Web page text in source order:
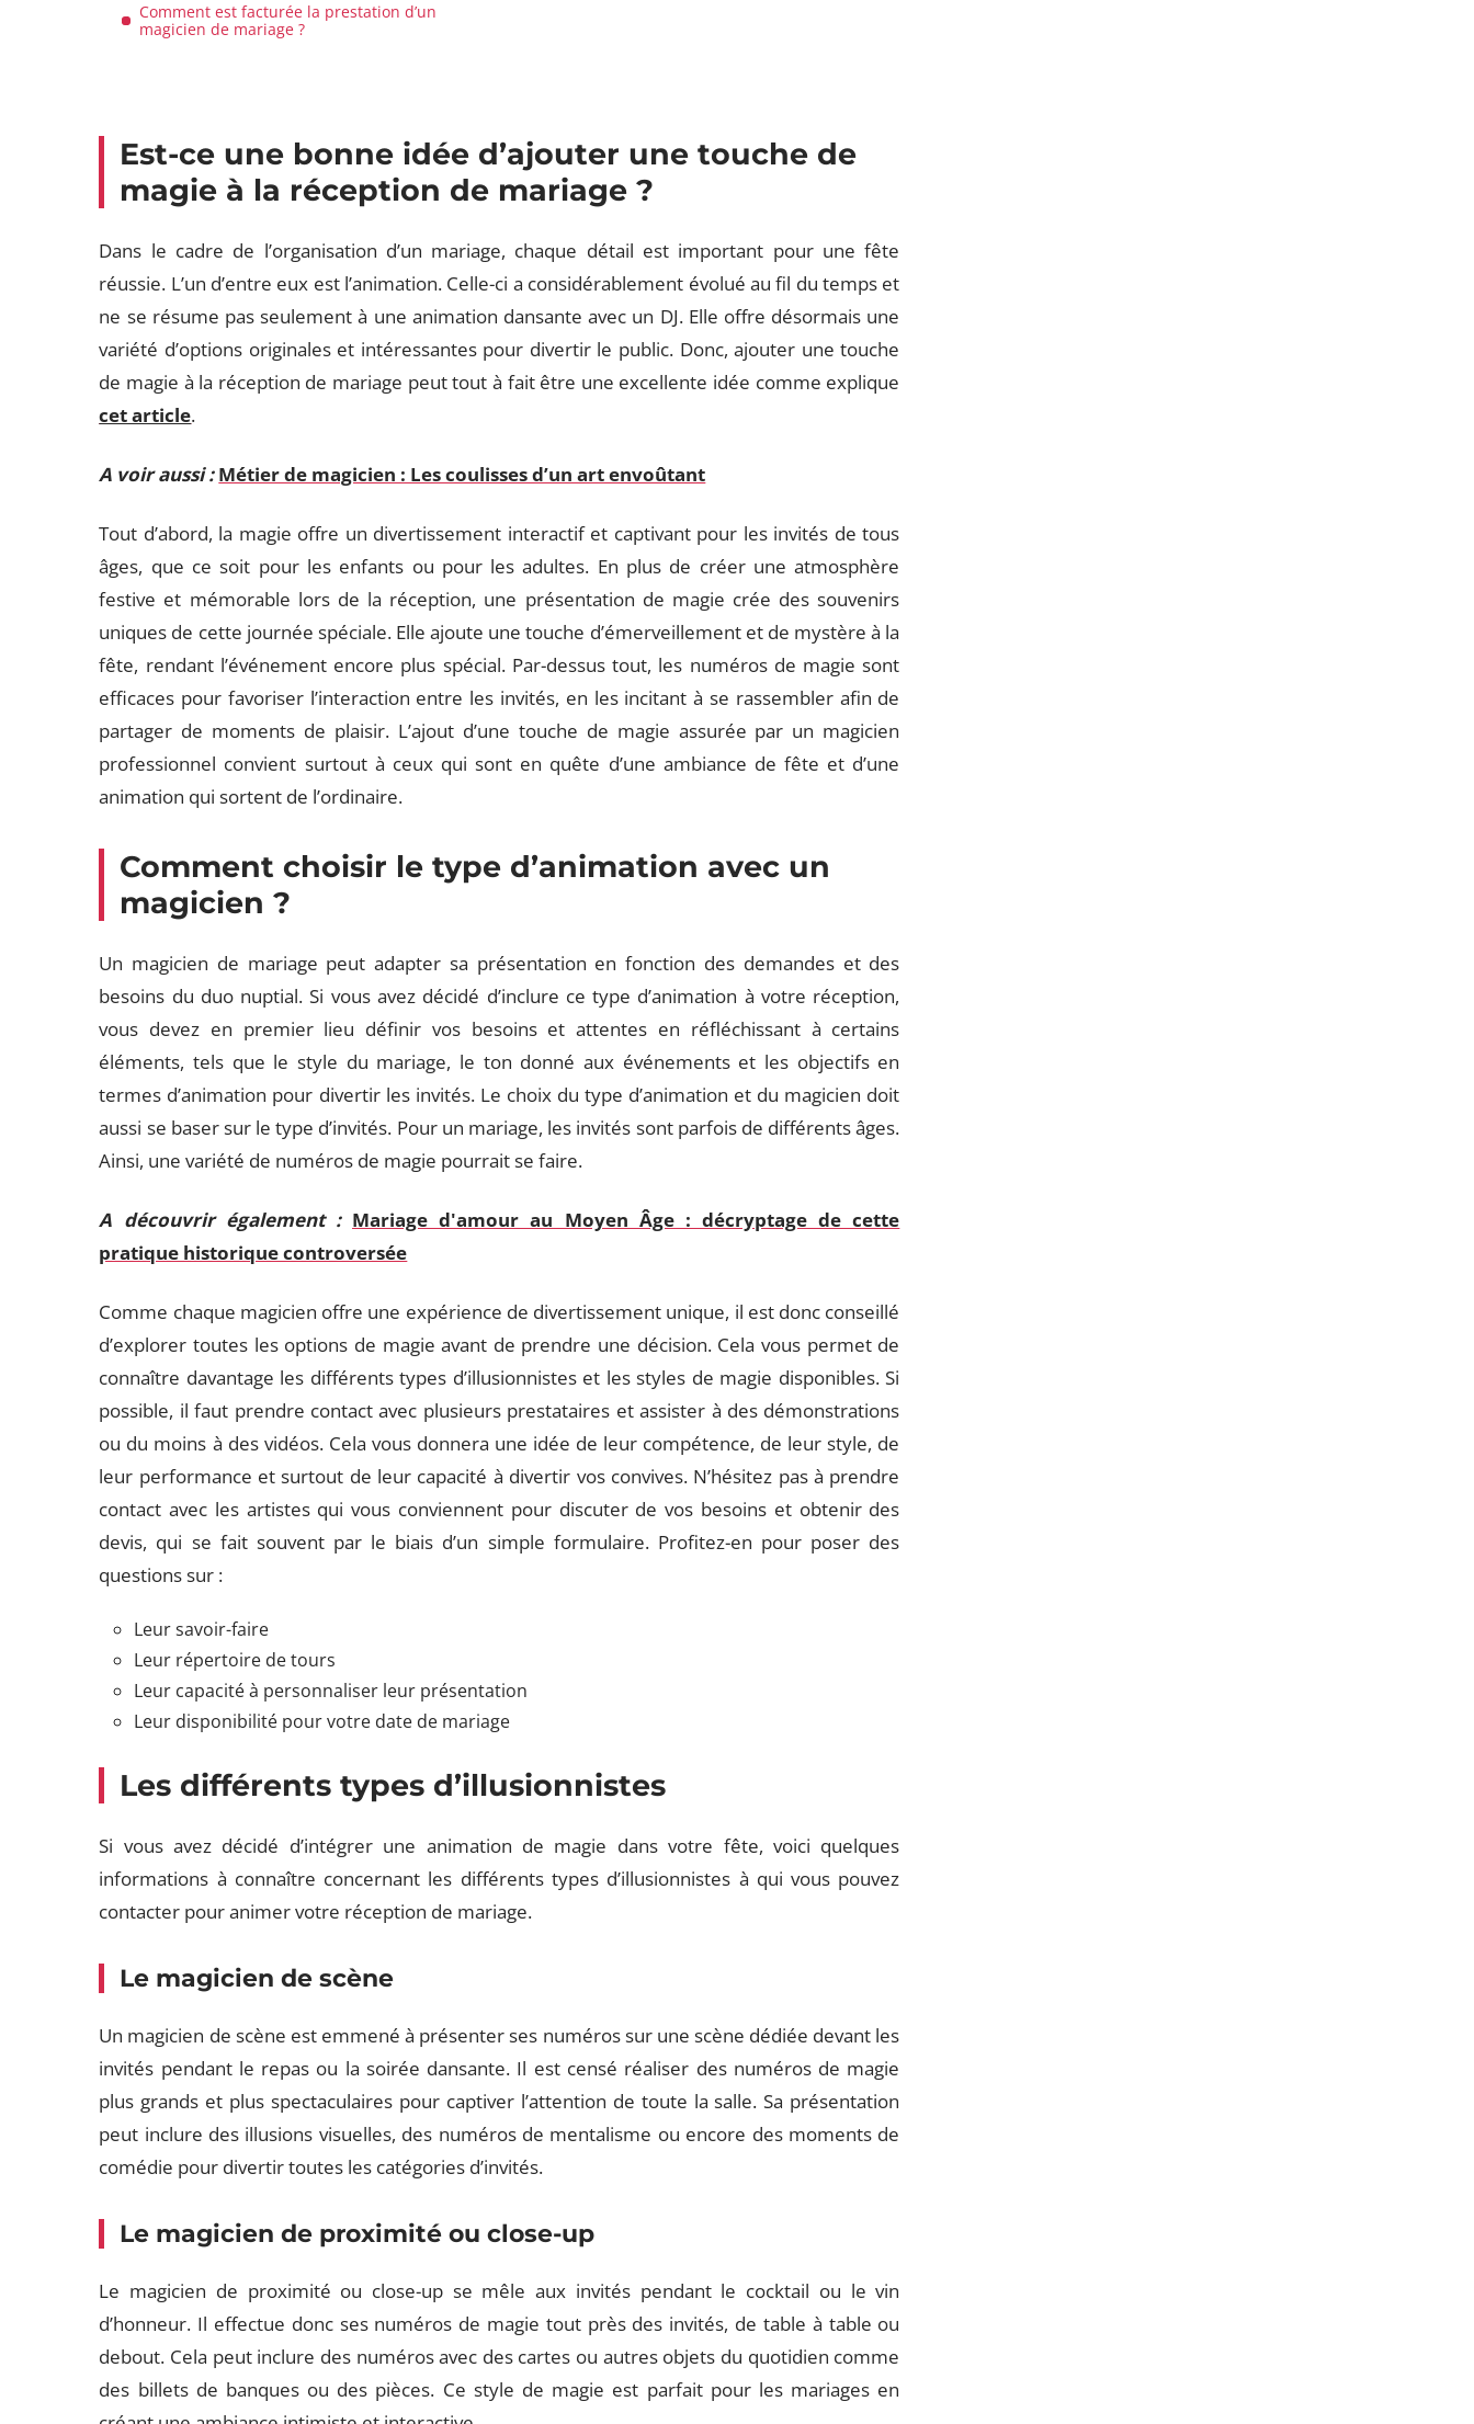
Comment est facturée la prestation d’un
magicien de mariage ?
Est-ce une bonne idée d’ajouter une touche de
magie à la réception de mariage ?
Dans le cadre de l’organisation d’un mariage, chaque détail est important pour une fête
réussie. L’un d’entre eux est l’animation. Celle-ci a considérablement évolué au fil du temps et
ne se résume pas seulement à une animation dansante avec un DJ. Elle offre désormais une
variété d’options originales et intéressantes pour divertir le public. Donc, ajouter une touche
de magie à la réception de mariage peut tout à fait être une excellente idée comme explique
cet article.
A voir aussi : Métier de magicien : Les coulisses d’un art envoûtant
Tout d’abord, la magie offre un divertissement interactif et captivant pour les invités de tous
âges, que ce soit pour les enfants ou pour les adultes. En plus de créer une atmosphère
festive et mémorable lors de la réception, une présentation de magie crée des souvenirs
uniques de cette journée spéciale. Elle ajoute une touche d’émerveillement et de mystère à la
fête, rendant l’événement encore plus spécial. Par-dessus tout, les numéros de magie sont
efficaces pour favoriser l’interaction entre les invités, en les incitant à se rassembler afin de
partager de moments de plaisir. L’ajout d’une touche de magie assurée par un magicien
professionnel convient surtout à ceux qui sont en quête d’une ambiance de fête et d’une
animation qui sortent de l’ordinaire.
Comment choisir le type d’animation avec un
magicien ?
Un magicien de mariage peut adapter sa présentation en fonction des demandes et des
besoins du duo nuptial. Si vous avez décidé d’inclure ce type d’animation à votre réception,
vous devez en premier lieu définir vos besoins et attentes en réfléchissant à certains
éléments, tels que le style du mariage, le ton donné aux événements et les objectifs en
termes d’animation pour divertir les invités. Le choix du type d’animation et du magicien doit
aussi se baser sur le type d’invités. Pour un mariage, les invités sont parfois de différents âges.
Ainsi, une variété de numéros de magie pourrait se faire.
A découvrir également : Mariage d'amour au Moyen Âge : décryptage de cette
pratique historique controversée
Comme chaque magicien offre une expérience de divertissement unique, il est donc conseillé
d’explorer toutes les options de magie avant de prendre une décision. Cela vous permet de
connaître davantage les différents types d’illusionnistes et les styles de magie disponibles. Si
possible, il faut prendre contact avec plusieurs prestataires et assister à des démonstrations
ou du moins à des vidéos. Cela vous donnera une idée de leur compétence, de leur style, de
leur performance et surtout de leur capacité à divertir vos convives. N’hésitez pas à prendre
contact avec les artistes qui vous conviennent pour discuter de vos besoins et obtenir des
devis, qui se fait souvent par le biais d’un simple formulaire. Profitez-en pour poser des
questions sur :
Leur savoir-faire
Leur répertoire de tours
Leur capacité à personnaliser leur présentation
Leur disponibilité pour votre date de mariage
Les différents types d’illusionnistes
Si vous avez décidé d’intégrer une animation de magie dans votre fête, voici quelques
informations à connaître concernant les différents types d’illusionnistes à qui vous pouvez
contacter pour animer votre réception de mariage.
Le magicien de scène
Un magicien de scène est emmené à présenter ses numéros sur une scène dédiée devant les
invités pendant le repas ou la soirée dansante. Il est censé réaliser des numéros de magie
plus grands et plus spectaculaires pour captiver l’attention de toute la salle. Sa présentation
peut inclure des illusions visuelles, des numéros de mentalisme ou encore des moments de
comédie pour divertir toutes les catégories d’invités.
Le magicien de proximité ou close-up
Le magicien de proximité ou close-up se mêle aux invités pendant le cocktail ou le vin
d’honneur. Il effectue donc ses numéros de magie tout près des invités, de table à table ou
debout. Cela peut inclure des numéros avec des cartes ou autres objets du quotidien comme
des billets de banques ou des pièces. Ce style de magie est parfait pour les mariages en